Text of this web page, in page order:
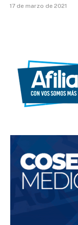
17 de marzo de 2021